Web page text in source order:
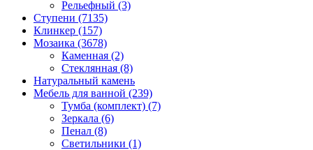
Рельефный (3)
Ступени (7135)
Клинкер (157)
Мозаика (3678)
Каменная (2)
Стеклянная (8)
Натуральный камень
Мебель для ванной (239)
Тумба (комплект) (7)
Зеркала (6)
Пенал (8)
Светильники (1)